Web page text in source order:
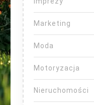
Marketing
Moda
Motoryzacja
Nieruchomości